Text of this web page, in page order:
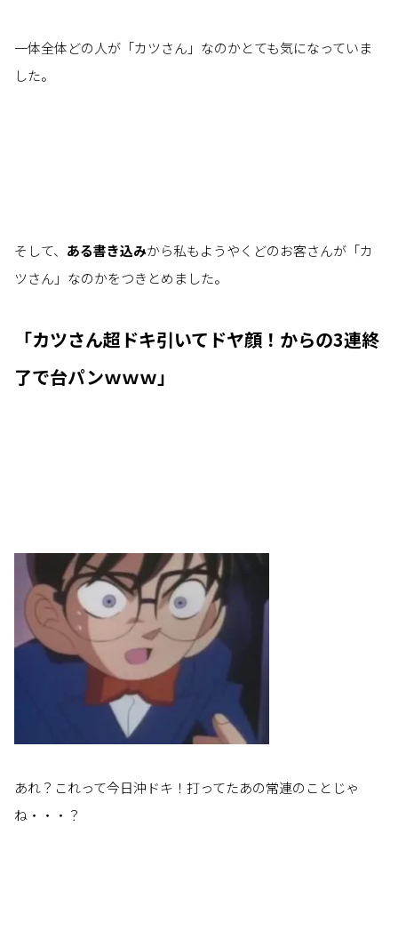
一体全体どの人が「カツさん」なのかとても気になっていま
した。
そして、 ある書き込みから私もようやくどのお客さんが「カ
ツさん」なのかをつきとめました。
「カツさん超ドキ引いてドヤ顔！からの3連終
了で台パンｗｗｗ」
あれ？これって今日沖ドキ！打ってたあの常連のことじゃ
ね・・・？